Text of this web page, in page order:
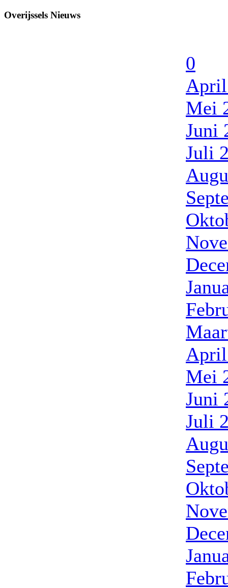
Overijssels Nieuws
0
Mei
Juni
Juli
Mei
Juni
Juli